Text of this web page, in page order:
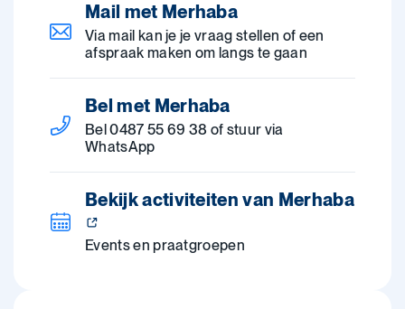
Mail met Merhaba
Via mail kan je je vraag stellen of een
afspraak maken om langs te gaan
Bel met Merhaba
Bel 0487 55 69 38 of stuur via
WhatsApp
Bekijk activiteiten van Merhaba
Events en praatgroepen